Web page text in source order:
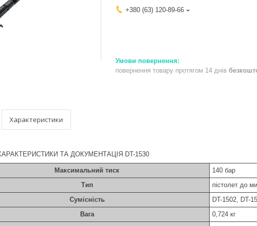
+380 (63) 120-89-66
повернення товару протягом 14 днів
Характеристики
ТА ДОКУМЕНТАЦІЯ DT-1530
Максимальний тиск
140 бар
Тип
пістолет до
Сумісність
DT-1502, DT-
Вага
0,724 кг